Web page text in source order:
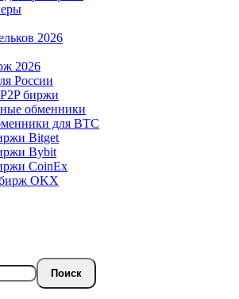
2026
2026
России
биржи
обменники
для BTC
Bitget
Bybit
CoinEx
OKX